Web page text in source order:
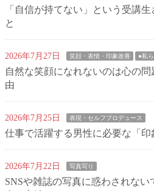
「自信が持てない」という受講
と
2026年7月27日 笑顔・表情・印象改善 ●私
自然な笑顔になれないのは心の
由
2026年7月25日 表現・セルフプロデュース
仕事で活躍する男性に必要な「印
2026年7月22日 写真写り
SNSや雑誌の写真に惑わされな